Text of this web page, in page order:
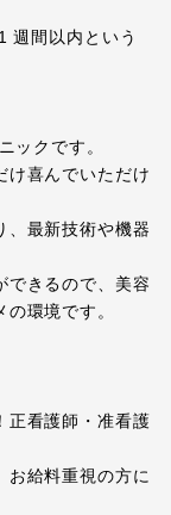
週間以内という
ックです。
け喜んでいただけ
、最新技術や機器
できるので、美容
環境です。
正看護師・准看護
お給料重視の方に